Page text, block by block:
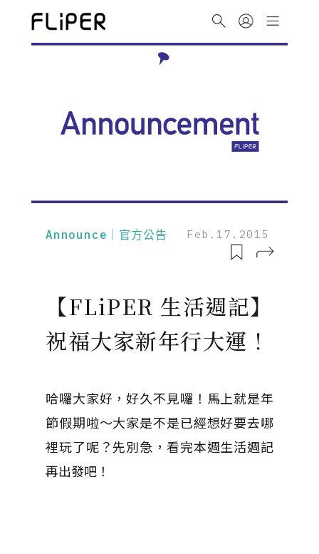
Announce｜官方公告 Feb.17.2015
【FLiPER 生活週記】
祝福大家新年行大運！
哈囉大家好，好久不見囉！馬上就是年
節假期啦～大家是不是已經想好要去哪
裡玩了呢？先別急，看完本週生活週記
再出發吧！